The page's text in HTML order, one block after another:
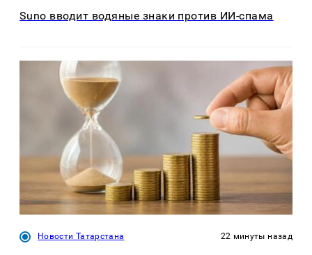
Suno вводит водяные знаки против ИИ-спама
Новости Татарстана 22 минуты назад